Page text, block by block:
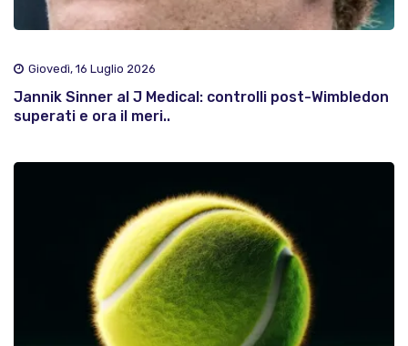
Giovedì, 16 Luglio 2026
Jannik Sinner al J Medical: controlli post-Wimbledon
superati e ora il meri..